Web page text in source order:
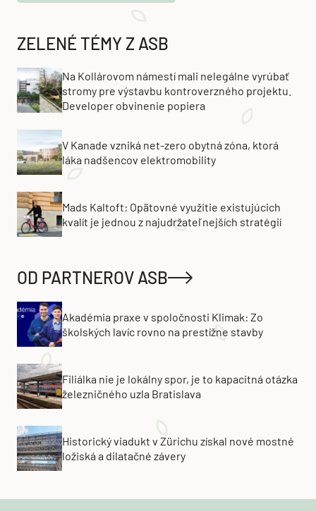
ZELENÉ TÉMY Z ASB
Na Kollárovom námestí mali nelegálne vyrúbať
stromy pre výstavbu kontroverzného projektu.
Developer obvinenie popiera
V Kanade vzniká net-zero obytná zóna, ktorá
láka nadšencov elektromobility
Mads Kaltoft: Opätovné využitie existujúcich
kvalít je jednou z najudržateľnejších stratégií
OD PARTNEROV ASB
Akadémia praxe v spoločnosti Klimak: Zo
školských lavíc rovno na prestížne stavby
Filiálka nie je lokálny spor, je to kapacitná otázka
železničného uzla Bratislava
Historický viadukt v Zürichu získal nové mostné
ložiská a dilatačné závery